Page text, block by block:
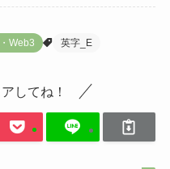
Web3 英字_E
してね！